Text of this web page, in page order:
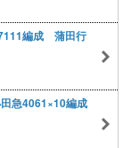
編成 蒲田行
急4061×10編成